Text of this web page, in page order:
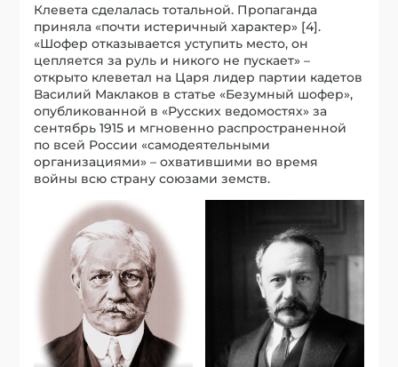
Клевета сделалась тотальной. Пропаганда
приняла «почти истеричный характер» [4].
«Шофер отказывается уступить место, он
цепляется за руль и никого не пускает» –
открыто клеветал на Царя лидер партии кадетов
Василий Маклаков в статье «Безумный шофер»,
опубликованной в «Русских ведомостях» за
сентябрь 1915 и мгновенно распространенной
по всей России «самодеятельными
организациями» – охватившими во время
войны всю страну союзами земств.